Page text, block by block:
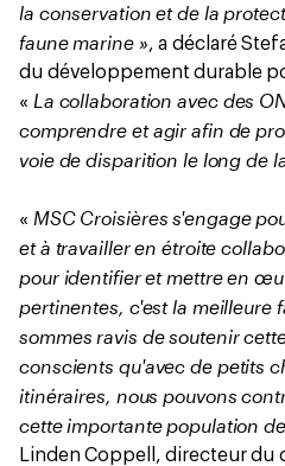
la conservation et de la
faune marine », a déclaré
du développement durable
« La collaboration avec des
comprendre et agir afin de
voie de disparition le long de
« MSC Croisières s'engage
et à travailler en étroite
pour identifier et mettre en
pertinentes, c'est la meilleure
sommes ravis de soutenir
conscients qu'avec de petits
itinéraires, nous pouvons
cette importante population
Linden Coppell, directeur du